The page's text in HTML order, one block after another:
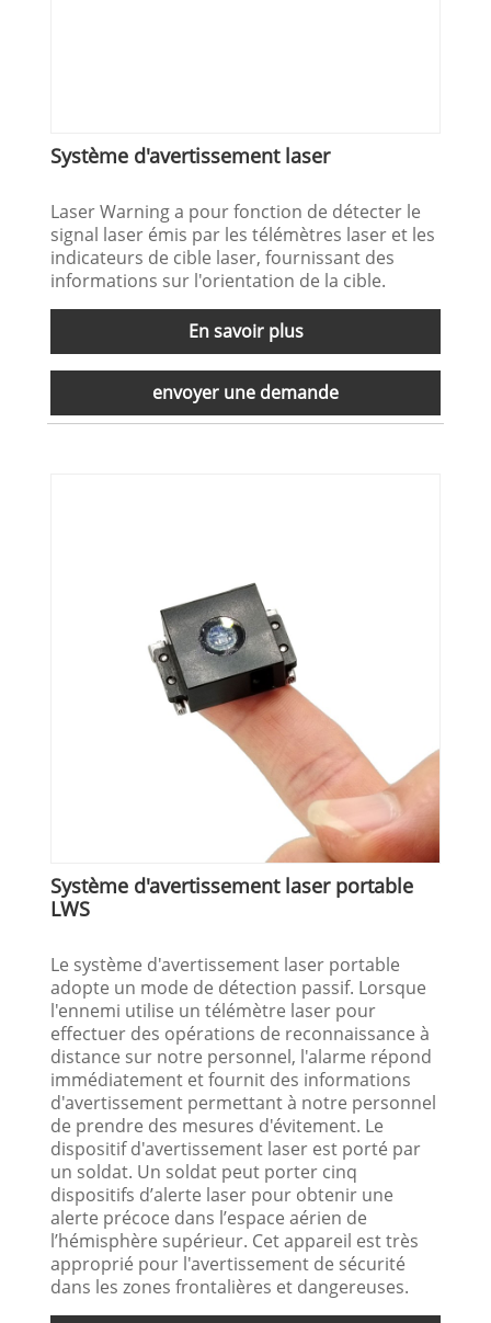
Système d'avertissement laser
Laser Warning a pour fonction de détecter le
signal laser émis par les télémètres laser et les
indicateurs de cible laser, fournissant des
informations sur l'orientation de la cible.
En savoir plus
envoyer une demande
Système d'avertissement laser portable
LWS
Le système d'avertissement laser portable
adopte un mode de détection passif. Lorsque
l'ennemi utilise un télémètre laser pour
effectuer des opérations de reconnaissance à
distance sur notre personnel, l'alarme répond
immédiatement et fournit des informations
d'avertissement permettant à notre personnel
de prendre des mesures d'évitement. Le
dispositif d'avertissement laser est porté par
un soldat. Un soldat peut porter cinq
dispositifs d’alerte laser pour obtenir une
alerte précoce dans l’espace aérien de
l’hémisphère supérieur. Cet appareil est très
approprié pour l'avertissement de sécurité
dans les zones frontalières et dangereuses.